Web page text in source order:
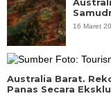
16 Maret
Australia Barat.
Panas Secara